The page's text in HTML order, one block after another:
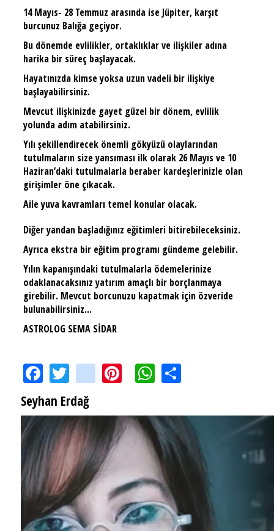
14 Mayıs- 28 Temmuz arasında ise Jüpiter, karşıt
burcunuz Balığa geçiyor.
Bu dönemde evlilikler, ortaklıklar ve ilişkiler adına
harika bir süreç başlayacak.
Hayatınızda kimse yoksa uzun vadeli bir ilişkiye
başlayabilirsiniz.
Mevcut ilişkinizde gayet güzel bir dönem, evlilik
yolunda adım atabilirsiniz.
Yılı şekillendirecek önemli gökyüzü olaylarından
tutulmaların size yansıması ilk olarak 26 Mayıs ve 10
Haziran’daki tutulmalarla beraber kardeşlerinizle olan
girişimler öne çıkacak.
Aile yuva kavramları temel konular olacak.
Diğer yandan başladığınız eğitimleri bitirebileceksiniz.
Ayrıca ekstra bir eğitim programı gündeme gelebilir.
Yılın kapanışındaki tutulmalarla ödemelerinize
odaklanacaksınız yatırım amaçlı bir borçlanmaya
girebilir. Mevcut borcunuzu kapatmak için özveride
bulunabilirsiniz...
ASTROLOG SEMA SİDAR
FacebookTwitterinstagramPinterestWhatsApp
Seyhan Erdağ
SEYHAN ERDAĞ YAZDI: Peki Mehmet Ali Erbil bu evliliği neden yaptı?